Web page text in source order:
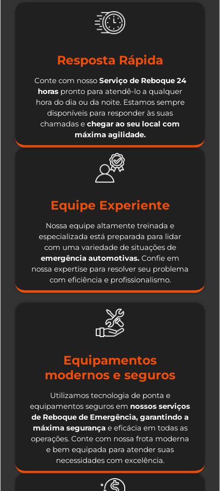
Resposta Rápida
Conte com nosso Serviço de Reboque 24
horas pronto para atendê-lo a qualquer
hora do dia ou da noite. Estamos sempre
disponíveis para responder às suas
chamadas e chegar ao seu local com
máxima agilidade.
Equipe Experiente
Nossa equipe altamente treinada e
especializada está preparada para lidar
com uma variedade de situações de
emergência automotivas. Confie em
nossa expertise para resolver seu problema
com eficiência e profissionalismo.
Equipamentos
modernos e seguros
Utilizamos tecnologia de ponta e
equipamentos seguros em nossos serviços
de Reboque de Emergência, garantindo a
máxima segurançae eficácia em todas as
operações. Conte com nossa frota moderna
e bem equipada para atender suas
necessidades com excelência.